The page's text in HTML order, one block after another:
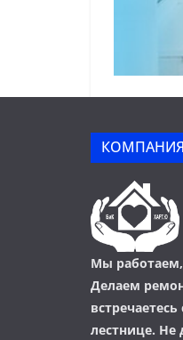
КОМПАНИЯ
Мы
Делаем
лестнице. Не